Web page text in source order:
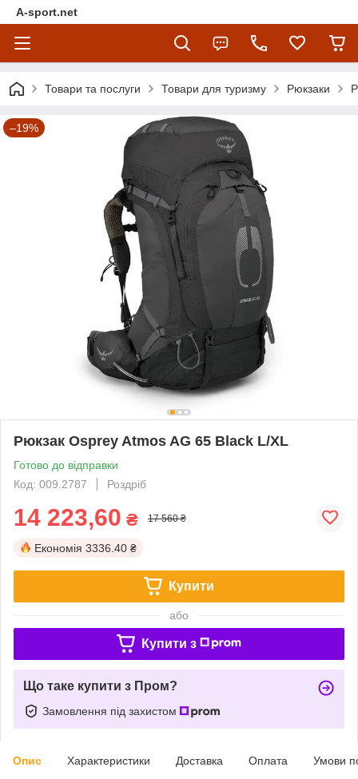
A-sport.net
Товари та послуги Товари для туризму Рюкзаки
–19%
Рюкзак Osprey Atmos AG 65 Black L/XL
Готово до відправки
Код: 009.2787
Роздріб
14 223,60 ₴ 17 560 ₴
Економія 3336.40 ₴
Купити
або
Купити з
Що таке купити з Пром?
Замовлення під захистом
Опис Характеристики Доставка Оплата Умови